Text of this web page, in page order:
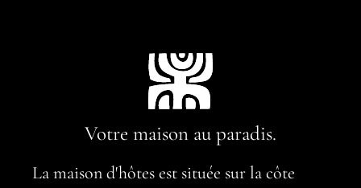
Votre maison au paradis.
La maison d'hôtes est située sur la côte